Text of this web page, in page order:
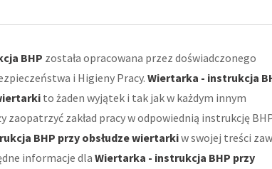
BHP została opracowana przez doświadczonego
i Higieny Pracy.Wiertarka - instrukcja
to żaden wyjątek i tak jak w każdym innym
zaopatrzyć zakład pracy w odpowiednią instrukcję
BHP przy obsłudze wiertarkiw swojej treści
informacje dla Wiertarka - instrukcja BHP przy